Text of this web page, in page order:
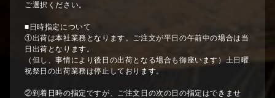
ご選択ください。
■日時指定について
①出荷は本社業務となります。ご注文が平日の午前中の場合は当
日出荷となります。
（但し、事情により後日の出荷となる場合も御座います）土日曜
祝祭日の出荷業務は停止しております。
②到着日時の指定ですが、ご注文日の次の日の指定はできませ